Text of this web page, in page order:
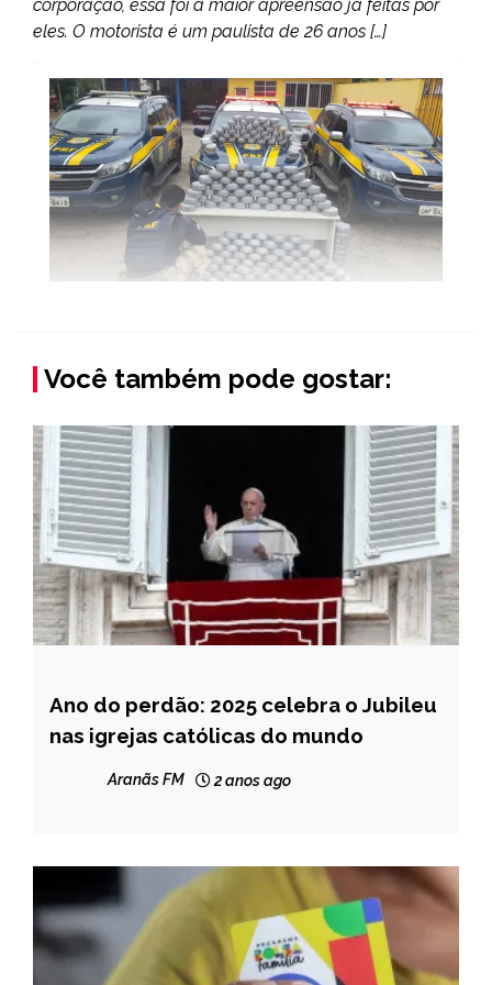
corporação, essa foi a maior apreensão já feitas por
eles. O motorista é um paulista de 26 anos […]
Você também pode gostar:
NOTÍCIAS
Ano do perdão: 2025 celebra o Jubileu
nas igrejas católicas do mundo
Aranãs FM 2 anos ago